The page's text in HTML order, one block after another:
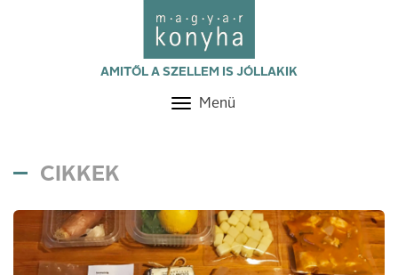
AMITŐL A SZELLEM IS JÓLLAKIK
Toggle
Menü
CIKKEK